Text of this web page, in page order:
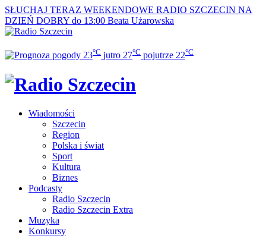
SŁUCHAJ TERAZ WEEKENDOWE RADIO SZCZECIN NA
DZIEŃ DOBRY do 13:00 Beata Użarowska
23°C jutro 27°C pojutrze 22°C
Wiadomości
Szczecin
Region
Polska i świat
Sport
Kultura
Biznes
Podcasty
Radio Szczecin
Radio Szczecin Extra
Muzyka
Konkursy